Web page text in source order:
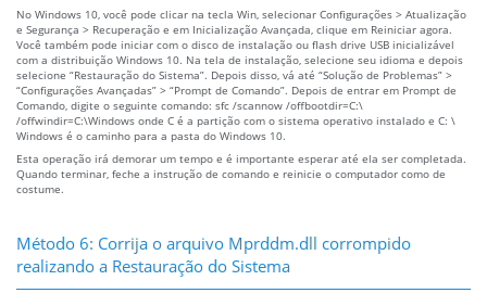
No Windows 10, você pode clicar na tecla Win, selecionar Configurações > Atualização
e Segurança > Recuperação e em Inicialização Avançada, clique em Reiniciar agora.
Você também pode iniciar com o disco de instalação ou flash drive USB inicializável
com a distribuição Windows 10. Na tela de instalação, selecione seu idioma e depois
selecione “Restauração do Sistema”. Depois disso, vá até “Solução de Problemas” >
“Configurações Avançadas” > “Prompt de Comando”. Depois de entrar em Prompt de
Comando, digite o seguinte comando: sfc /scannow /offbootdir=C:\
/offwindir=C:\Windows onde C é a partição com o sistema operativo instalado e C: \
Windows é o caminho para a pasta do Windows 10.
Esta operação irá demorar um tempo e é importante esperar até ela ser completada.
Quando terminar, feche a instrução de comando e reinicie o computador como de
costume.
Método 6: Corrija o arquivo Mprddm.dll corrompido
realizando a Restauração do Sistema